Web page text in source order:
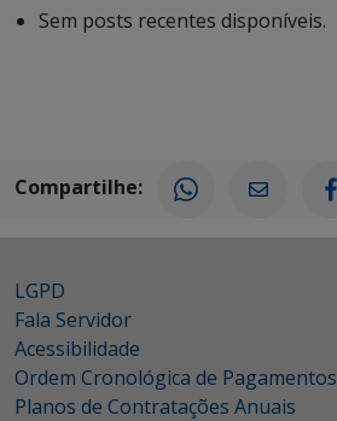
Sem posts recentes disponíveis.
Compartilhe:
LGPD
Fala Servidor
Acessibilidade
Ordem Cronológica de Pagamentos
Planos de Contratações Anuais